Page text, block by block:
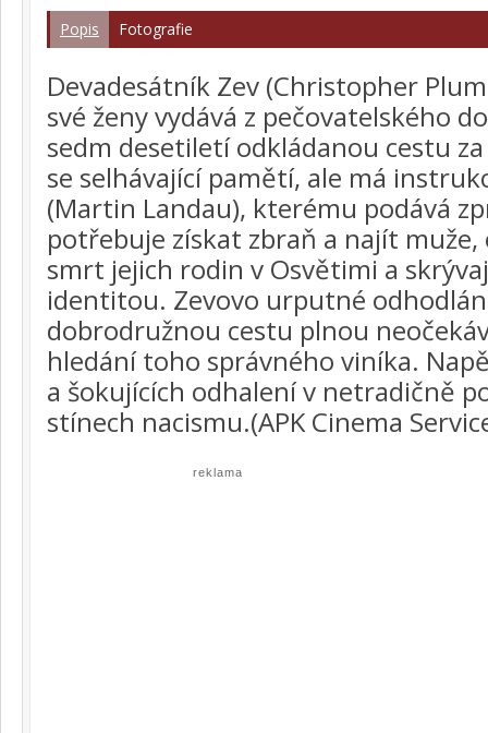
Popis Fotografie
Devadesátník Zev (Christopher
své ženy vydává z pečovatelského
sedm desetiletí odkládanou cestu
se selhávající pamětí, ale má
(Martin Landau), kterému podává
potřebuje získat zbraň a najít muže,
smrt jejich rodin v Osvětimi a
identitou. Zevovo urputné
dobrodružnou cestu plnou
hledání toho správného viníka.
a šokujících odhalení v netradičně
stínech nacismu.(APK Cinema
reklama